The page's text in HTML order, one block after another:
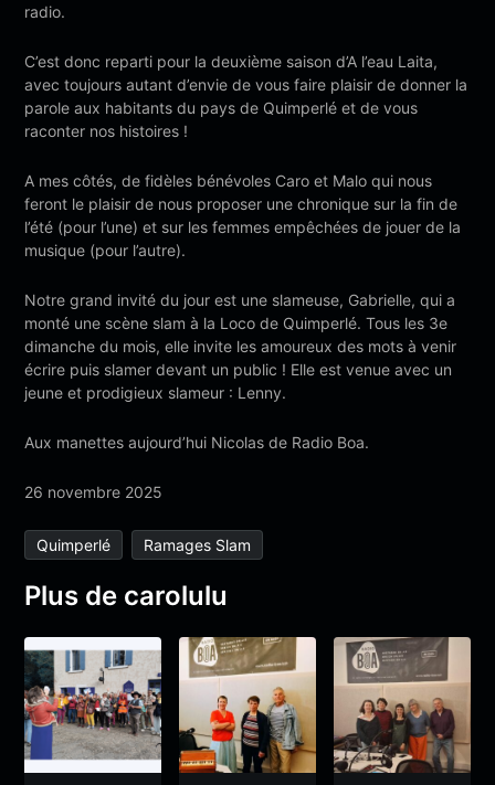
radio.
C’est donc reparti pour la deuxième saison d’A l’eau Laita,
avec toujours autant d’envie de vous faire plaisir de donner la
parole aux habitants du pays de Quimperlé et de vous
raconter nos histoires !
A mes côtés, de fidèles bénévoles Caro et Malo qui nous
feront le plaisir de nous proposer une chronique sur la fin de
l’été (pour l’une) et sur les femmes empêchées de jouer de la
musique (pour l’autre).
Notre grand invité du jour est une slameuse, Gabrielle, qui a
monté une scène slam à la Loco de Quimperlé. Tous les 3e
dimanche du mois, elle invite les amoureux des mots à venir
écrire puis slamer devant un public ! Elle est venue avec un
jeune et prodigieux slameur : Lenny.
Aux manettes aujourd’hui Nicolas de Radio Boa.
26 novembre 2025
Quimperlé Ramages Slam
Plus de carolulu